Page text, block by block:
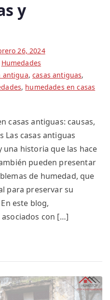
y
26, 2024
Humedades
antigua,casas antiguas,
, humedades en casas
casas antiguas: causas,
Las casas antiguas
una historia que las hace
pueden presentar
de humedad, que
para preservar su
este blog,
con […]